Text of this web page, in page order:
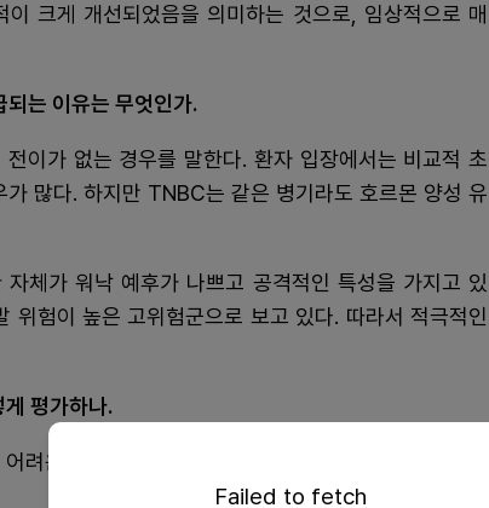
크게 개선되었음을 의미하는 것으로, 임상적으로 매
는 이유는 무엇인가.
이가 없는 경우를 말한다. 환자 입장에서는 비교적 초
많다. 하지만 TNBC는 같은 병기라도 호르몬 양성 유
체가 워낙 예후가 나쁘고 공격적인 특성을 가지고 있
위험이 높은 고위험군으로 보고 있다. 따라서 적극적인
평가하나.
려운 일이다. 단순히 재발을 늦추는 수준이 아니라 실
Failed to fetch